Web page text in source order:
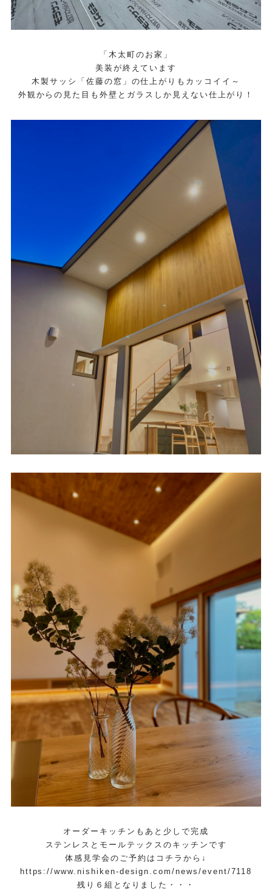
「木太町のお家」
美装が終えています
木製サッシ「佐藤の窓」の仕上がりもカッコイイ～
外観からの見た目も外壁とガラスしか見えない仕上がり！
オーダーキッチンもあと少しで完成
ステンレスとモールテックスのキッチンです
体感見学会のご予約はコチラから↓
https://www.nishiken-design.com/news/event/7118
残り６組となりました・・・